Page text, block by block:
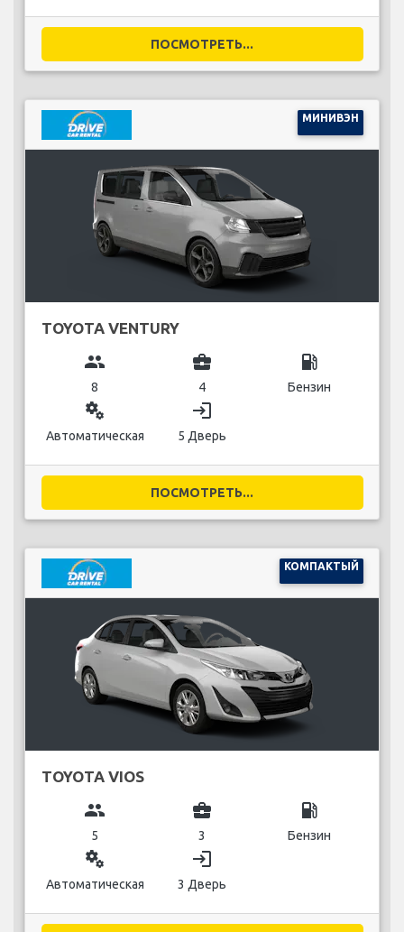
ПОСМОТРЕТЬ...
МИНИВЭН
TOYOTA VENTURY
group
8
business_center
4
local_gas_station
Бензин
miscellaneous_services
Автоматическая
login
5 Дверь
ПОСМОТРЕТЬ...
КОМПАКТЫЙ
TOYOTA VIOS
group
5
business_center
3
local_gas_station
Бензин
miscellaneous_services
Автоматическая
login
3 Дверь